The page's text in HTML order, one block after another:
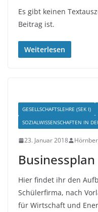
Es gibt keinen
Beitrag ist.
Weiterlesen
GESELLSCHAFTSLEHRE (SEK I)
SOZIALWISSENSCHAFTEN IN
23. Januar 2018
Hier findet ihr den
Schülerfirma, nach
für Wirtschaft und